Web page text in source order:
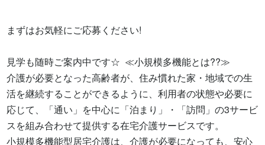
まずはお気軽にご応募ください!
見学も随時ご案内中です☆  ≪小規模多機能とは??≫
介護が必要となった高齢者が、住み慣れた家・地域での生
活を継続することができるように、利用者の状態や必要に
応じて、「通い」を中心に「泊まり」・「訪問」の3サービ
スを組み合わせて提供する在宅介護サービスです。
小規模多機能型居宅介護は、介護が必要になっても、安心